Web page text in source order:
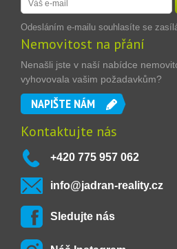
Odesláním e-mailu souhlasíte se
Nemovitost na přání
Nenašli jste v naší nabídce
vyhovovala vašim požadavkům?
NAPIŠTE NÁM
Kontaktujte nás
+420 775 957 062
info@jadran-reality.cz
Sledujte nás